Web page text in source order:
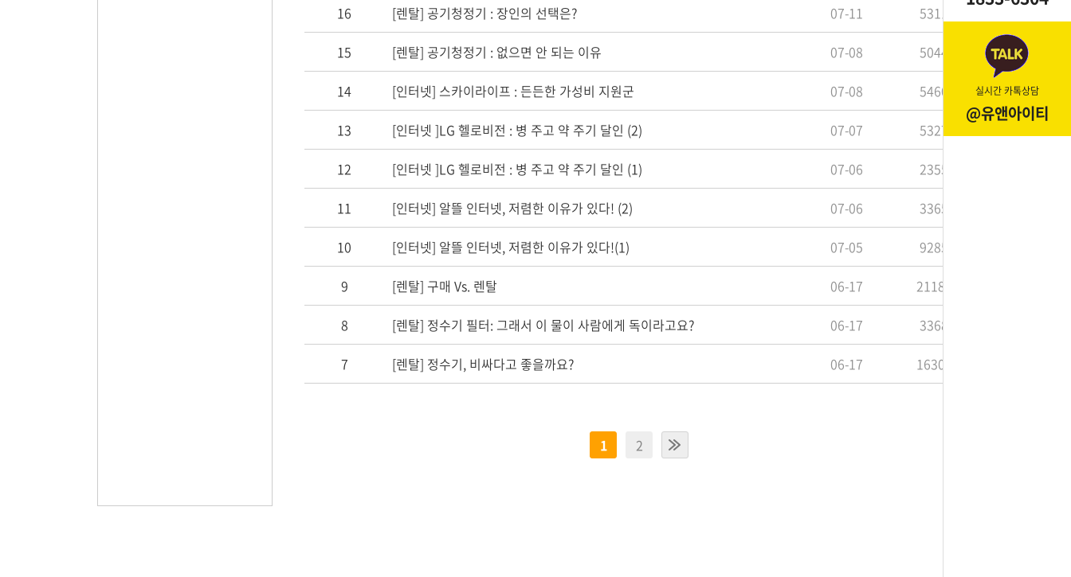
실시간 카톡상담
@유앤아이티
16 [렌탈] 공기청정기 : 장인의 선택은? 07-11 5311
15 [렌탈] 공기청정기 : 없으면 안 되는 이유 07-08 5044
14 [인터넷] 스카이라이프 : 든든한 가성비 지원군 07-08 5460
13 [인터넷 ]LG 헬로비전 : 병 주고 약 주기 달인 (2) 07-07 5327
12 [인터넷 ]LG 헬로비전 : 병 주고 약 주기 달인 (1) 07-06 2355
11 [인터넷] 알뜰 인터넷, 저렴한 이유가 있다! (2) 07-06 3365
10 [인터넷] 알뜰 인터넷, 저렴한 이유가 있다!(1) 07-05 9285
9 [렌탈] 구매 Vs. 렌탈 06-17 21188
8 [렌탈] 정수기 필터: 그래서 이 물이 사람에게 독이라고요? 06-17 3368
7 [렌탈] 정수기, 비싸다고 좋을까요? 06-17 16309
1 2